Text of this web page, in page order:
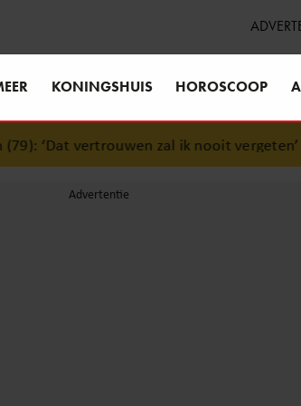
KONINGSHUIS HOROSCOOP
‘Dat vertrouwen zal ik nooit vergeten’•